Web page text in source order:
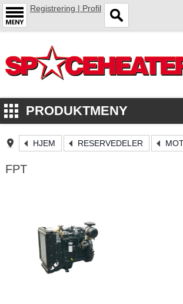
Registrering | Profil
PRODUKTMENY
HJEM RESERVEDELER
FPT